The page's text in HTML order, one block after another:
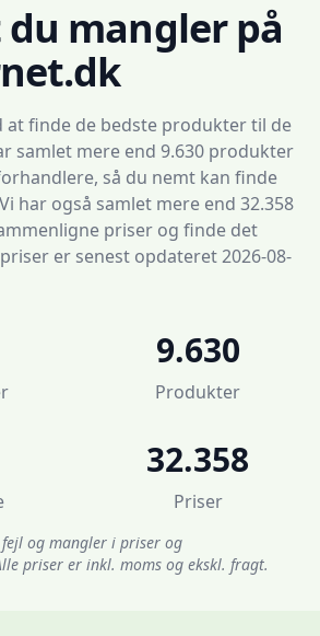
du mangler på
finde de bedste produkter til de
samlet mere end 9.630 produkter
så du nemt kan finde
har også samlet mere end 32.358
priser og finde det
er senest opdateret 2026-08-
9.630
Produkter
32.358
Priser
og mangler i priser og
priser er inkl. moms og ekskl. fragt.